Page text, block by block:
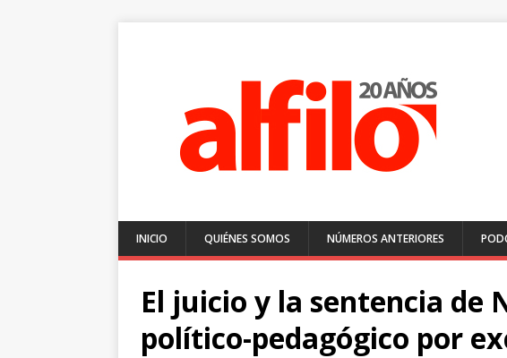
INICIO QUIÉNES SOMOS NÚMEROS ANTERIORES
El juicio y la sentencia de
político-pedagógico por